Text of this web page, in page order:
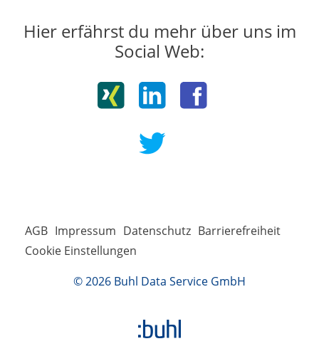
Hier erfährst du mehr über uns im
Social Web:
AGB Impressum Datenschutz Barrierefreiheit
Cookie Einstellungen
© 2026 Buhl Data Service GmbH